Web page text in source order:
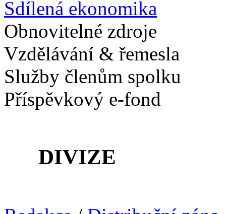
Sdílená ekonomika
Obnovitelné zdroje
Vzdělávání & řemesla
Služby členům spolku
Příspěvkový e-fond
DIVIZE